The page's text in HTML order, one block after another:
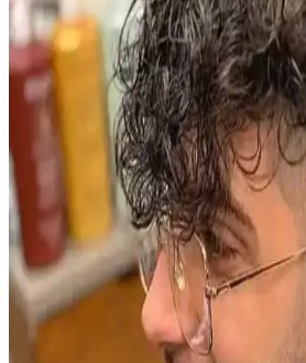
Clear Men Cool Sport Menthol erkek
boyutu ve etkili formülüyle saç derisini
ve ferahlatıcı deneyim sunar.
Erkek Bileklikleri: Tarz ve
Denge Sağlayan Aksesuar
Erkek bileklikleri, farklı tarz ve ihtiyaçlara
fonksiyonel seçenekler sunar. Malzeme ve
günlük ve özel kullanımlar için ideal
Modern Erkekler İçin Cesur ve
Rehberi 2023
Erkekler arasında cesur ve modern saç
ipuçları ve renk seçimi önerileriyle kişisel